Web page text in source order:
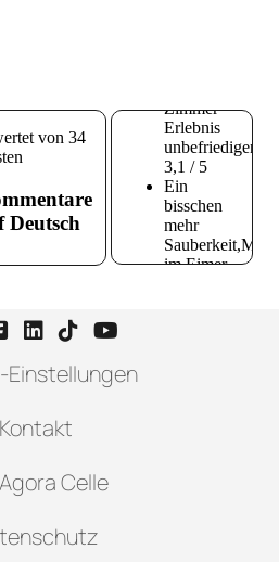
Einstellungen
Kontakt
Celle
Seite von Hotel zur
Facebook-Seite von Hotel
LinkedIn-Seite von
TikTok-Seite von
YouTube-Seite